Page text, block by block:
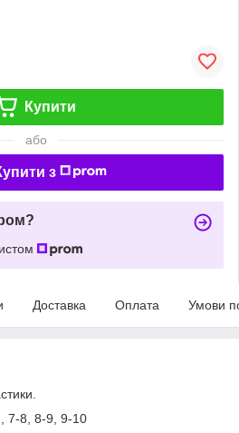
Купити
або
з
Доставка Оплата Умови
7-8, 8-9, 9-10